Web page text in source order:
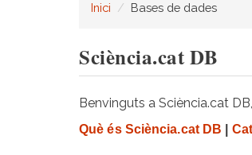
Inici Bases de dades
Sciència.cat DB
Benvinguts a Sciència.cat
Què és Sciència.cat DB